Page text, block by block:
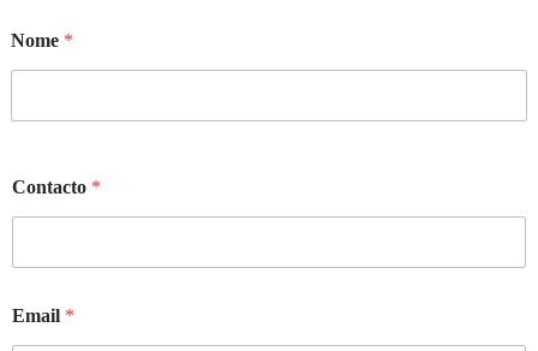
Nome *
Contacto *
Email *